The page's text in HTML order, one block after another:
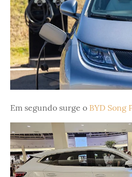
Em segundo surge o BYD Song